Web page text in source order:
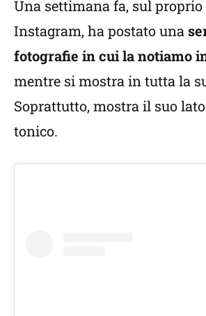
Una settimana fa, sul
Instagram, ha postato una
fotografie in cui la notiamo
mentre si mostra in tutta la
Soprattutto, mostra il suo
tonico.